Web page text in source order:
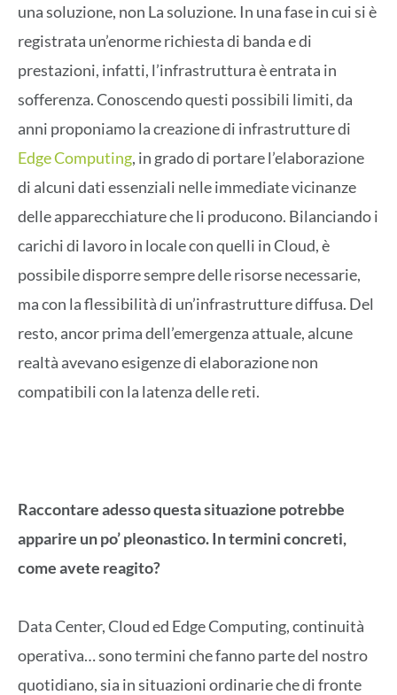
una soluzione, non La soluzione. In una fase in cui si è
registrata un’enorme richiesta di banda e di
prestazioni, infatti, l’infrastruttura è entrata in
sofferenza. Conoscendo questi possibili limiti, da
anni proponiamo la creazione di infrastrutture di
Edge Computing, in grado di portare l’elaborazione
di alcuni dati essenziali nelle immediate vicinanze
delle apparecchiature che li producono. Bilanciando i
carichi di lavoro in locale con quelli in Cloud, è
possibile disporre sempre delle risorse necessarie,
ma con la flessibilità di un’infrastrutture diffusa. Del
resto, ancor prima dell’emergenza attuale, alcune
realtà avevano esigenze di elaborazione non
compatibili con la latenza delle reti.
Raccontare adesso questa situazione potrebbe
apparire un po’ pleonastico. In termini concreti,
come avete reagito?
Data Center, Cloud ed Edge Computing, continuità
operativa… sono termini che fanno parte del nostro
quotidiano, sia in situazioni ordinarie che di fronte